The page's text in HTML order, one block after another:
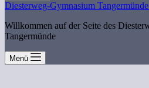
Diesterweg-Gymnasium
Willkommen auf der Seite des
Tangermünde
Menü